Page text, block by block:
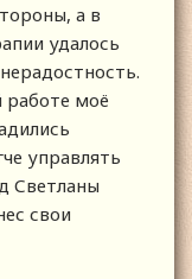
а в
удалось
работе моё
управлять
Светланы
свои